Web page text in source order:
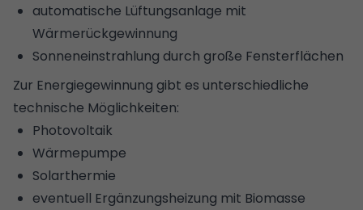
automatische Lüftungsanlage mit
Wärmerückgewinnung
Sonneneinstrahlung durch große Fensterflächen
Zur Energiegewinnung gibt es unterschiedliche
technische Möglichkeiten:
Photovoltaik
Wärmepumpe
Solarthermie
eventuell Ergänzungsheizung mit Biomasse